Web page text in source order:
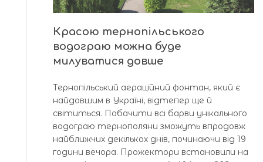
Красою тернопільського
водограю можна буде
милуватися довше
Тернопільський аераційний фонтан, який є
найдовшим в Україні, відтепер ще й
світиться. Побачити всі барви унікального
водограю тернополяни зможуть впродовж
найближчих декількох днів, починаючи від 19
години вечора. Прожектори встановили на